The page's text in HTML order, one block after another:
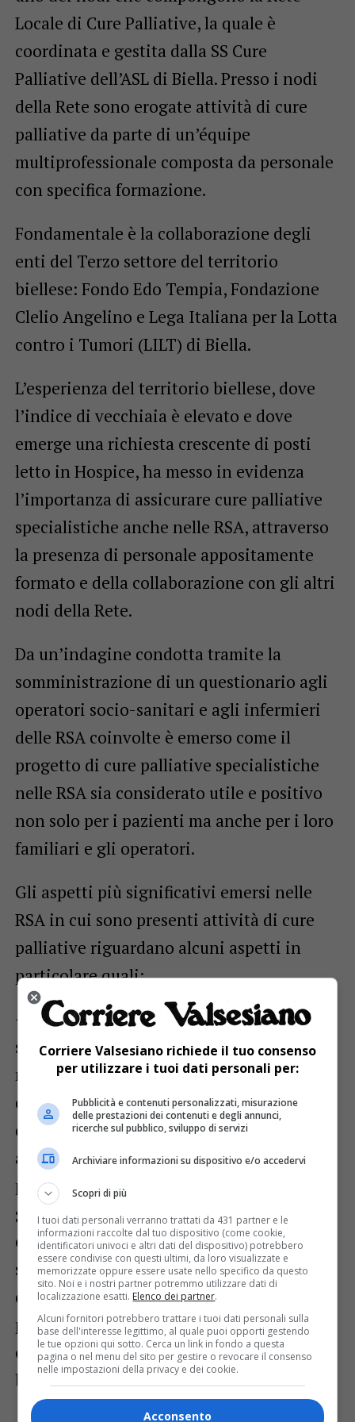
Locale di Cure Palliative, la quale è
coordinata e gestita dalla SS Cure
Palliative dell’ASL di Biella. Presso i nodi
della Rete sono erogate attività di cure
palliative da parte di un’équipe
multiprofessionale composta da personale
con specifica formazione.
Fondamentale è la collaborazione degli
enti del Terzo settore del territorio
biellese: Fondo Edo Tempia, Fondazione
Clelio Angelino e Lega Italiana per la Lotta
contro i Tumori (LILT) di Biella.
L’esperienza del territorio biellese, dove
l’indice di vecchiaia è elevato e dove
emerge una richiesta crescente di posti
letto in Hospice, ha messo in evidenza
l’importanza di assicurare cure palliative
specialistiche anche nelle RSA, attraverso
la presenza di personale appositamente
formato e della collaborazione con gli altri
nodi della Rete.
Da un’indagine condotta tramite la
somministrazione di un questionario agli
operatori socio-sanitari e agli infermieri
delle RSA coinvolte è emerso come il
progetto di cure palliative specialistiche
nelle RSA sia considerato utile e positivo
non solo per i pazienti ma anche per i loro
familiari e gli operatori.
Gli aspetti più significativi emersi nelle
RSA in cui sono presenti attività di cure
palliative riguardano alcuni aspetti in
particolare quali:
– formazione del personale: l’équipe
specialistica di cure palliative presente
nelle RSA consente agli operatori sanitari
di ricevere una “formazione sul campo” e
di acquisire competenze specifiche grazie
alle quali poter contribuire ad individuare
precocemente i bisogni di cure palliative,
garantire risposte adeguate e tempestive e
ottimizzare le risorse a disposizione. A
seguito della formazione, la maggior parte
degli operatori delle RSA ha modificato la
propria routine lavorativa, raggiungendo
così una maggior efficacia rispetto ai
bisogni di cura dei pazienti.
Corriere Valsesiano richiede il tuo consenso
per utilizzare i tuoi dati personali per:
Pubblicità e contenuti personalizzati, misurazione
delle prestazioni dei contenuti e degli annunci,
ricerche sul pubblico, sviluppo di servizi
Archiviare informazioni su dispositivo e/o accedervi
Scopri di più
I tuoi dati personali verranno trattati da 431 partner e le
informazioni raccolte dal tuo dispositivo (come cookie,
identificatori univoci e altri dati del dispositivo) potrebbero
essere condivise con questi ultimi, da loro visualizzate e
memorizzate oppure essere usate nello specifico da questo
sito. Noi e i nostri partner potremmo utilizzare dati di
localizzazione esatti. Elenco dei partner.
Alcuni fornitori potrebbero trattare i tuoi dati personali sulla
base dell'interesse legittimo, al quale puoi opporti gestendo
le tue opzioni qui sotto. Cerca un link in fondo a questa
pagina o nel menu del sito per gestire o revocare il consenso
nelle impostazioni della privacy e dei cookie.
Acconsento